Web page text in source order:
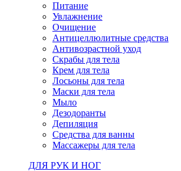
Питание
Увлажнение
Очищение
Антицеллюлитные средства
Антивозрастной уход
Скрабы для тела
Крем для тела
Лосьоны для тела
Маски для тела
Мыло
Дезодоранты
Депиляция
Средства для ванны
Массажеры для тела
ДЛЯ РУК И НОГ